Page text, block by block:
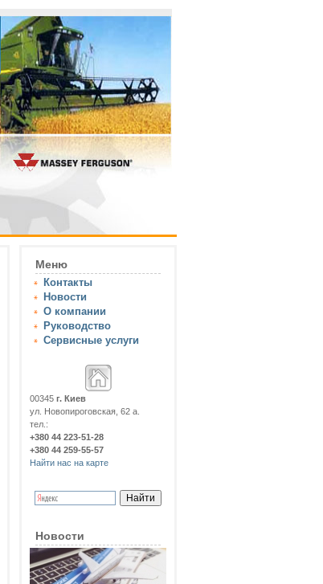
Меню
Контакты
Новости
О компании
Руководство
Сервисные услуги
00345 г. Киев
ул. Новопироговская, 62 а.
тел.:
+380 44 223-51-28
+380 44 259-55-57
Найти нас на карте
Новости